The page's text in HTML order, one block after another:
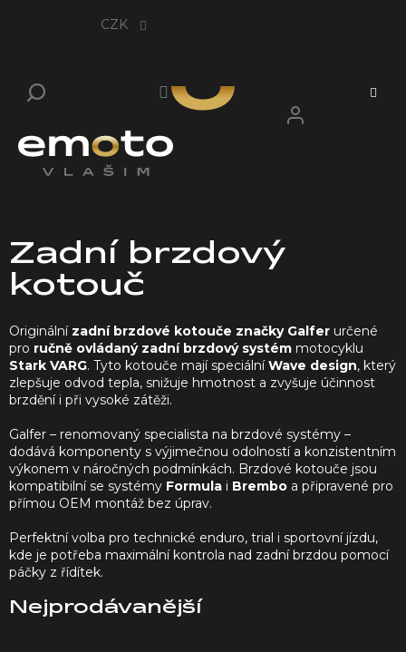
CZK
Zadní brzdový
kotouč
Originální zadní brzdové kotouče značky Galfer určené
pro ručně ovládaný zadní brzdový systém motocyklu
Stark VARG. Tyto kotouče mají speciálníWave design, který
zlepšuje odvod tepla, snižuje hmotnost a zvyšuje účinnost
brzdění i při vysoké zátěži.
Galfer – renomovaný specialista na brzdové systémy –
dodává komponenty s výjimečnou odolností a konzistentním
výkonem v náročných podmínkách. Brzdové kotouče jsou
kompatibilní se systémy Formula i Brembo a připravené pro
přímou OEM montáž bez úprav.
Perfektní volba pro technické enduro, trial i sportovní jízdu,
kde je potřeba maximální kontrola nad zadní brzdou pomocí
páčky z řídítek.
Nejprodávanější